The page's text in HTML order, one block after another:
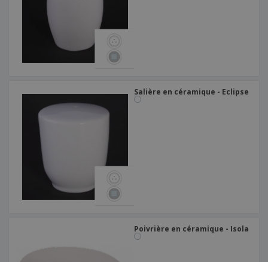
Salière en céramique - Eclipse
Poivrière en céramique - Isola